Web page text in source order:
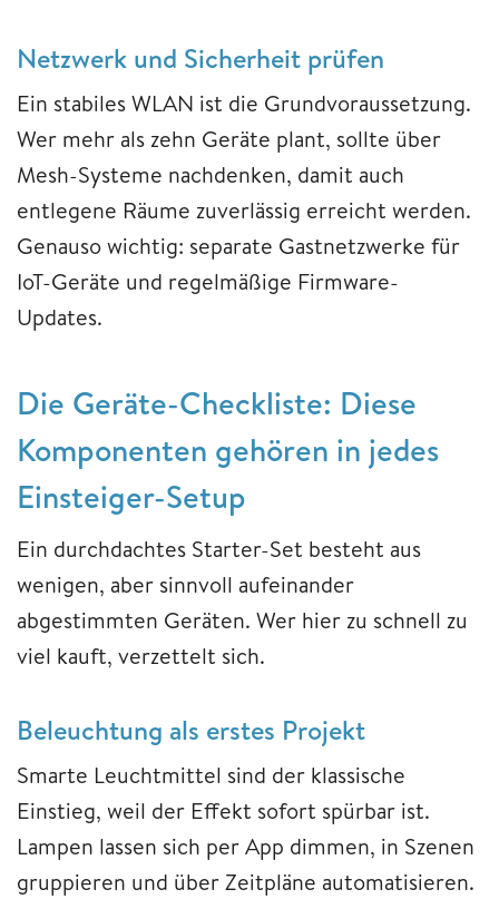
Netzwerk und Sicherheit prüfen
Ein stabiles WLAN ist die Grundvoraussetzung.
Wer mehr als zehn Geräte plant, sollte über
Mesh-Systeme nachdenken, damit auch
entlegene Räume zuverlässig erreicht werden.
Genauso wichtig: separate Gastnetzwerke für
IoT-Geräte und regelmäßige Firmware-
Updates.
Die Geräte-Checkliste: Diese
Komponenten gehören in jedes
Einsteiger-Setup
Ein durchdachtes Starter-Set besteht aus
wenigen, aber sinnvoll aufeinander
abgestimmten Geräten. Wer hier zu schnell zu
viel kauft, verzettelt sich.
Beleuchtung als erstes Projekt
Smarte Leuchtmittel sind der klassische
Einstieg, weil der Effekt sofort spürbar ist.
Lampen lassen sich per App dimmen, in Szenen
gruppieren und über Zeitpläne automatisieren.